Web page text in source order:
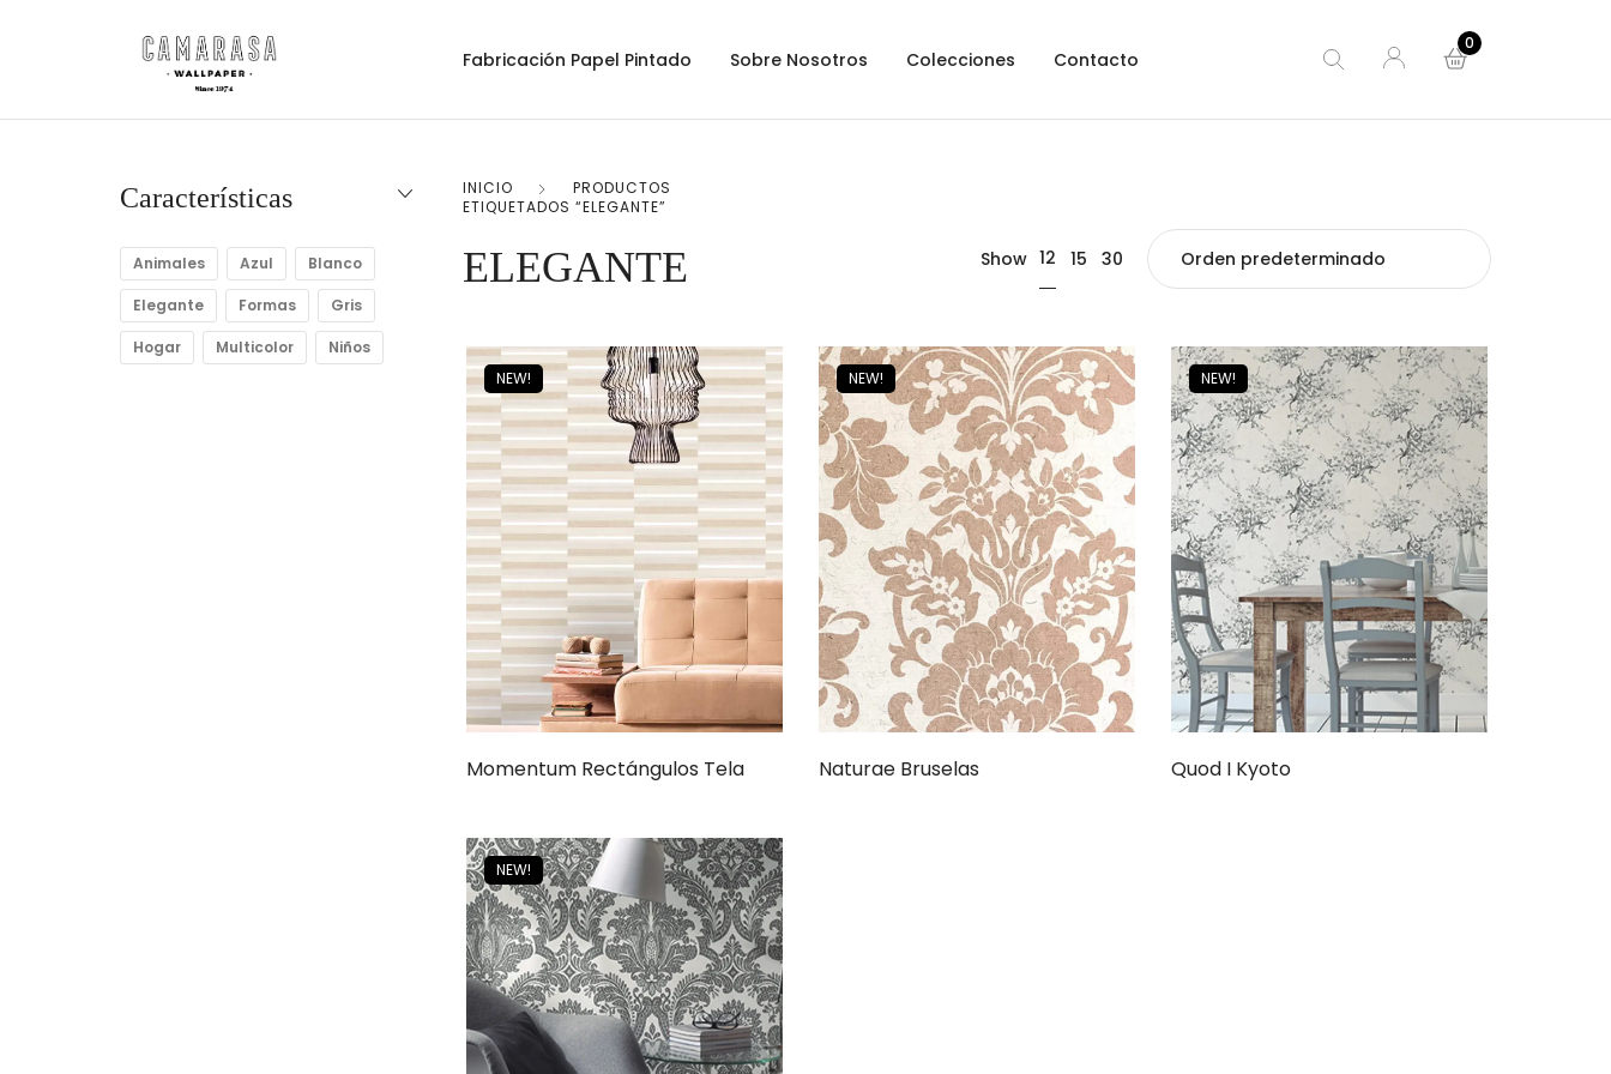
Fabricación Papel Pintado Sobre Nosotros Colecciones Contacto
0
Características
Animales Azul Blanco
Elegante Formas Gris
Hogar Multicolor Niños
INICIO
PRODUCTOS
ETIQUETADOS “ELEGANTE”
ELEGANTE Show 12 15 30
NEW!
Momentum Rectángulos Tela
NEW!
Naturae Bruselas
NEW!
Quod I Kyoto
NEW!